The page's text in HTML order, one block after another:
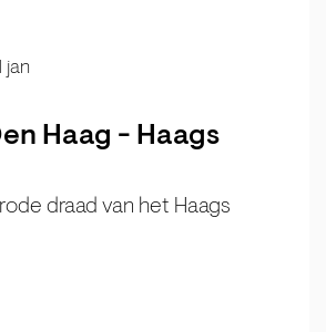
Haag - Haags
draad van het Haags
jan